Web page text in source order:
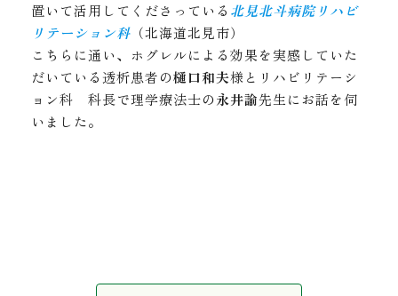
置いて活用してくださっている 北見北斗病院リハビ
リテーション科 （北海道北見市）
こちらに通い、ホグレルによる効果を実感していた
だいている透析患者の樋口和夫様とリハビリテーシ
ョン科 科長で理学療法士の永井諭先生にお話を伺
いました。